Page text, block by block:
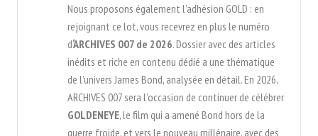
Nous proposons également l’adhésion GOLD : en
rejoignant ce lot, vous recevrez en plus le numéro
d‘ARCHIVES 007 de 2026. Dossier avec des articles
inédits et riche en contenu dédié a une thématique
de l’univers James Bond, analysée en détail. En 2026,
ARCHIVES 007 sera l’occasion de continuer de célébrer
GOLDENEYE, le film qui a amené Bond hors de la
guerre froide, et vers le nouveau millénaire, avec des